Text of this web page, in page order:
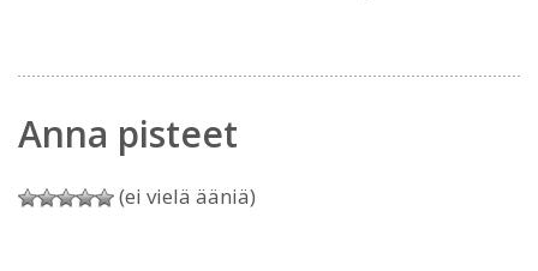
Anna pisteet
(ei vielä ääniä)